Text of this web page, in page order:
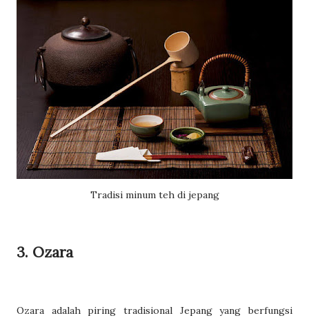
Tradisi minum teh di jepang
3. Ozara
Ozara adalah piring tradisional Jepang yang berfungsi